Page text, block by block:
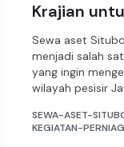
Krajian
Sewa aset
menjadi salah
yang ingin
wilayah pesisir
SEWA-ASET-
KEGIATAN-